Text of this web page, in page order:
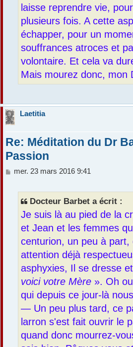
laisse reprendre vie,
plusieurs fois. A cette
échapper, pour un
souffrances atroces et
volontaire. Et cela va
Mais mourez donc, mon
Laetitia
Re: Méditation du Dr
Passion
M
mer. 23 mars 2016 9:41
Docteur Barbet a écrit :
Je suis là au pied de la
et Jean et les femmes
centurion, un peu à part,
attention déjà
asphyxies, Il se dresse
voici votre Mère ». Oh
qui depuis ce jour-là
— Un peu plus tard, ce
larron s'est fait ouvrir le
quand donc mourrez-